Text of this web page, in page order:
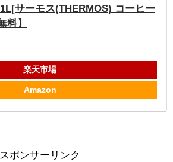
サーモス(THERMOS) コーヒー
料】
楽天市場
Amazon
スポンサーリンク